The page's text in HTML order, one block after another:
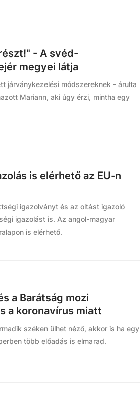
- A svéd-
megyei látja
járványkezelési módszereknek – árulta
Mariann, aki úgy érzi, mintha egy
is elérhető az EU-n
igazolványt és az oltást igazoló
igazolást is. Az angol-magyar
is elérhető.
a Barátság mozi
a koronavírus miatt
széken ülhet néző, akkor is ha egy
több előadás is elmarad.